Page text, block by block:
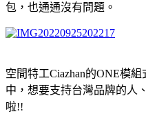
包，也通通沒有問題。
空間特工Ciazhan的ONE模
中，想要支持台灣品牌的人
啦!!